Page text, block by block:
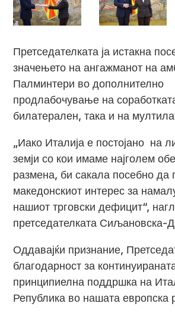
Претседателката ја истакна
значењето на ангажманот на
Палминтери во дополнително
продлабочување на
билатерален, така и на
„Иако Италија е постојано на
земји со кои имаме најголем
размена, би сакала посебно да
македонскиот интерес за
нашиот трговски дефицит“,
претседателката Сиљановска-
Оддавајќи признание,
благодарност за
принципиелна поддршка на
Република во нашата европска